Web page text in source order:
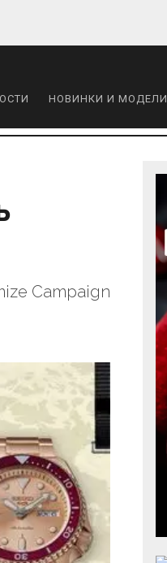
НОВИНКИ И МОДЕЛИ
Campaign